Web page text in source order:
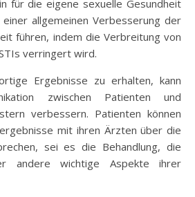
für die eigene sexuelle Gesundheit
allgemeinen Verbesserung der
führen, indem die Verbreitung von
verringert wird.
Ergebnisse zu erhalten, kann
zwischen Patienten und
verbessern. Patienten können
mit ihren Ärzten über die
sei es die Behandlung, die
andere wichtige Aspekte ihrer